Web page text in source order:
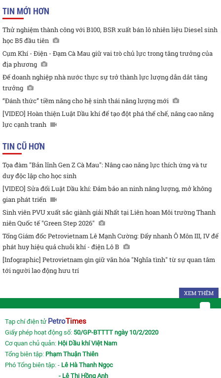
TIN MỚI HƠN
Thử nghiệm thành công với B100, BSR xuất bán lô nhiên liệu Diesel sinh
học B5 đầu tiên
Cụm Khí - Điện - Đạm Cà Mau giữ vai trò chủ lực trong tăng trưởng của
địa phương
Để doanh nghiệp nhà nước thực sự trở thành lực lượng dẫn dắt tăng
trưởng
“Đánh thức” tiềm năng cho hệ sinh thái năng lượng mới
[VIDEO] Hoàn thiện Luật Dầu khí để tạo đột phá thể chế, nâng cao năng
lực cạnh tranh
TIN CŨ HƠN
Tọa đàm "Bản lĩnh Gen Z Cà Mau": Nâng cao năng lực thích ứng và tư
duy độc lập cho học sinh
[VIDEO] Sửa đổi Luật Dầu khí: Đảm bảo an ninh năng lượng, mở không
gian phát triển
Sinh viên PVU xuất sắc giành giải Nhất tại Liên hoan Môi trường Thanh
niên Quốc tế "Green Step 2026"
Tổng Giám đốc Petrovietnam Lê Mạnh Cường: Đẩy nhanh Ô Môn III, IV để
phát huy hiệu quả chuỗi khí - điện Lô B
[Infographic] Petrovietnam gìn giữ văn hóa "Nghĩa tình" từ sự quan tâm
tới người lao động hưu trí
XEM THÊM
Tạp chí điện tử PetroTimes
Giấy phép hoạt động số: 50/GP-BTTTT ngày 10/2/2020
Cơ quan chủ quản: Hội Dầu khí Việt Nam
Tổng biên tập: Phạm Thuận Thiên
Phó Tổng biên tập: - Lê Hà Thanh Ngọc
- Lê Thị Hồng Anh